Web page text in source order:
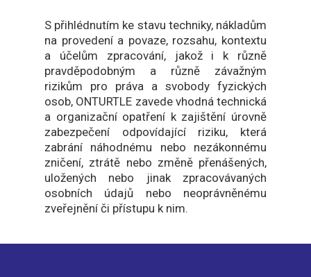
S přihlédnutím ke stavu techniky, nákladům
na provedení a povaze, rozsahu, kontextu
a účelům zpracování, jakož i k různě
pravděpodobným a různě závažným
rizikům pro práva a svobody fyzických
osob, ONTURTLE zavede vhodná technická
a organizační opatření k zajištění úrovně
zabezpečení odpovídající riziku, která
zabrání náhodnému nebo nezákonnému
zničení, ztrátě nebo změně přenášených,
uložených nebo jinak zpracovávaných
osobních údajů nebo neoprávněnému
zveřejnění či přístupu k nim.